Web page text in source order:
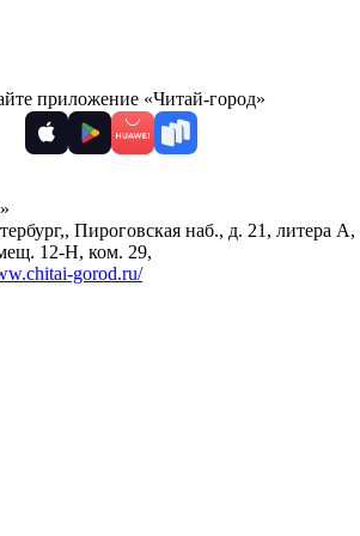
приложение «Читай-город»
, Пироговская наб., д. 21, литера А,
12-Н, ком. 29,
gorod.ru/